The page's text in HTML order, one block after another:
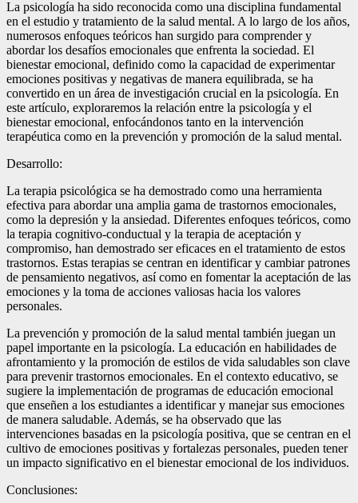
La psicología ha sido reconocida como una disciplina fundamental
en el estudio y tratamiento de la salud mental. A lo largo de los años,
numerosos enfoques teóricos han surgido para comprender y
abordar los desafíos emocionales que enfrenta la sociedad. El
bienestar emocional, definido como la capacidad de experimentar
emociones positivas y negativas de manera equilibrada, se ha
convertido en un área de investigación crucial en la psicología. En
este artículo, exploraremos la relación entre la psicología y el
bienestar emocional, enfocándonos tanto en la intervención
terapéutica como en la prevención y promoción de la salud mental.
Desarrollo:
La terapia psicológica se ha demostrado como una herramienta
efectiva para abordar una amplia gama de trastornos emocionales,
como la depresión y la ansiedad. Diferentes enfoques teóricos, como
la terapia cognitivo-conductual y la terapia de aceptación y
compromiso, han demostrado ser eficaces en el tratamiento de estos
trastornos. Estas terapias se centran en identificar y cambiar patrones
de pensamiento negativos, así como en fomentar la aceptación de las
emociones y la toma de acciones valiosas hacia los valores
personales.
La prevención y promoción de la salud mental también juegan un
papel importante en la psicología. La educación en habilidades de
afrontamiento y la promoción de estilos de vida saludables son clave
para prevenir trastornos emocionales. En el contexto educativo, se
sugiere la implementación de programas de educación emocional
que enseñen a los estudiantes a identificar y manejar sus emociones
de manera saludable. Además, se ha observado que las
intervenciones basadas en la psicología positiva, que se centran en el
cultivo de emociones positivas y fortalezas personales, pueden tener
un impacto significativo en el bienestar emocional de los individuos.
Conclusiones: